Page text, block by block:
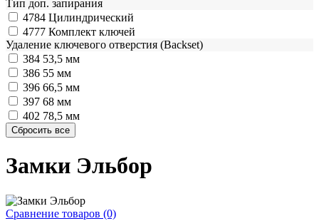
Тип доп. запирания
4784 Цилиндрический
4777 Комплект ключей
Удаление ключевого отверстия (Backset)
384 53,5 мм
386 55 мм
396 66,5 мм
397 68 мм
402 78,5 мм
Замки Эльбор
Сравнение товаров (0)